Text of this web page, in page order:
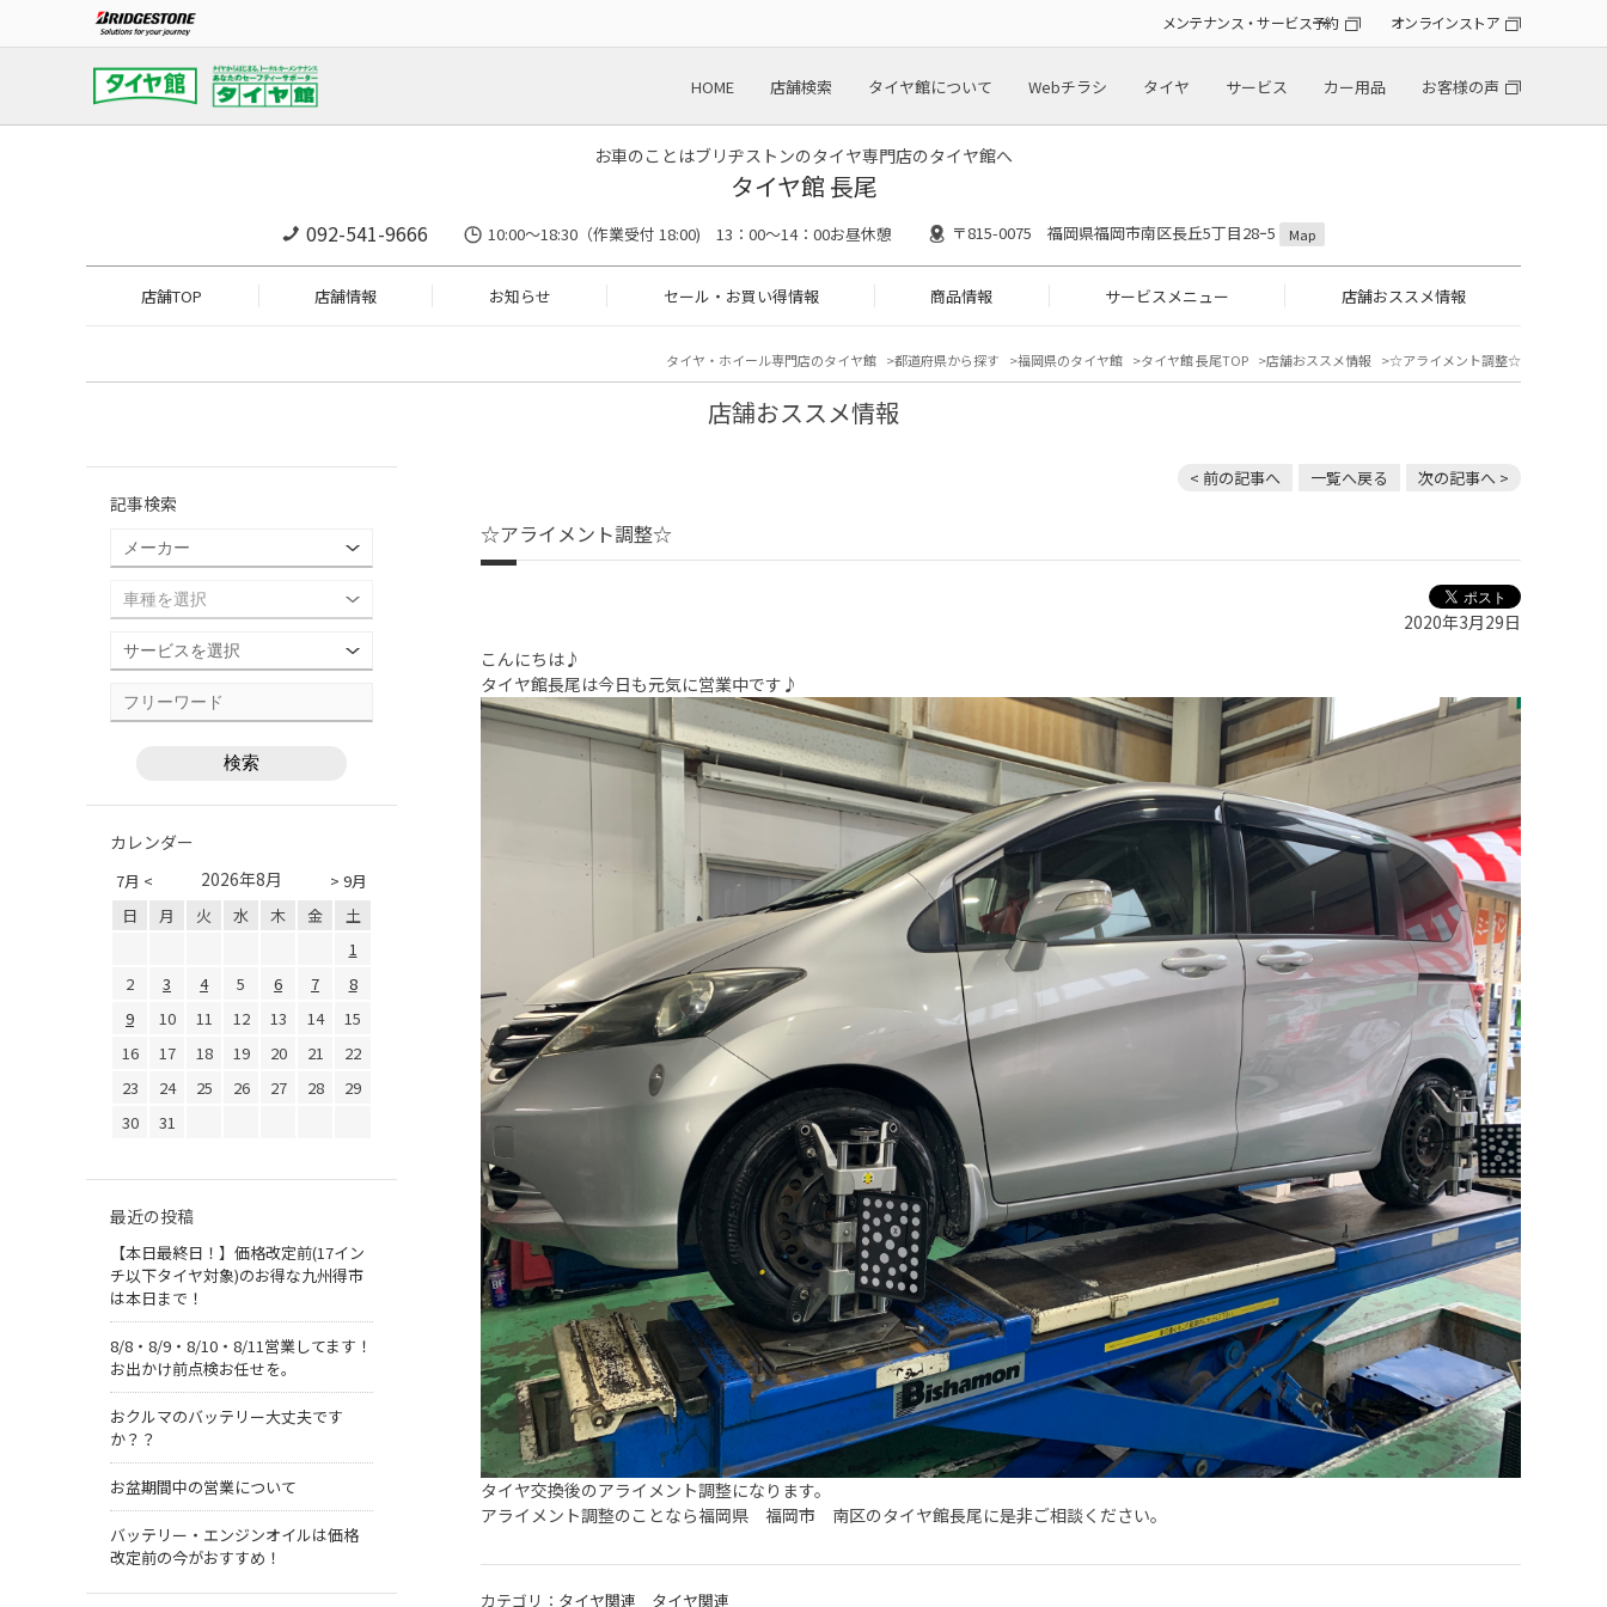
メンテナンス・サービス予約 オンラインストア
HOME 店舗検索 タイヤ館について Webチラシ タイヤ サービス カー用品 お客様の声
お車のことはブリヂストンのタイヤ専門店のタイヤ館へ
タイヤ館 長尾
092-541-9666 10:00～18:30（作業受付 18:00) 13：00～14：00お昼休憩 〒815-0075 福岡県福岡市南区長丘5丁目28ｰ5 Map
店舗TOP 店舗情報 お知らせ セール・お買い得情報 商品情報 サービスメニュー 店舗おススメ情報
タイヤ・ホイール専門店のタイヤ館 都道府県から探す 福岡県のタイヤ館 タイヤ館 長尾TOP 店舗おススメ情報 ☆アライメント調整☆
店舗おススメ情報
< 前の記事へ 一覧へ戻る 次の記事へ >
☆アライメント調整☆
2020年3月29日
こんにちは♪
タイヤ館長尾は今日も元気に営業中です♪
タイヤ交換後のアライメント調整になります。
アライメント調整のことなら福岡県 福岡市 南区のタイヤ館長尾に是非ご相談ください。
カテゴリ： タイヤ関連 タイヤ関連
記事検索
カレンダー
7月 < > 9月
2026年8月
日 月 火 水 木 金
土
1
2
3 4 5 6 7
8
9
10 11 12 13 14
15
16
17 18 19 20 21
22
23
24 25 26 27 28
29
30
31
最近の投稿
【本日最終日！】価格改定前(17イン
チ以下タイヤ対象)のお得な九州得市
は本日まで！
8/8・8/9・8/10・8/11営業してます！
お出かけ前点検お任せを。
おクルマのバッテリー大丈夫です
か？？
お盆期間中の営業について
バッテリー・エンジンオイルは価格
改定前の今がおすすめ！